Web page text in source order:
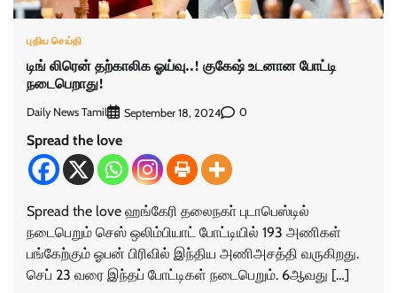
புதிய செய்தி
டிங் லிரென் தற்காலிக ஓய்வு..! குகேஷ் உடனான போட்டி
நடைபெறாது!
Daily News Tamil September 18, 2024 0
Spread the love
Spread the love ஹங்கேரி தலைநகா் புடாபெஸ்டில்
நடைபெறும் செஸ் ஒலிம்பியாட் போட்டியில் 193 அணிகள்
பங்கேற்கும் ஓபன் பிரிவில் இந்திய அணிஅசத்தி வருகிறது.
செப் 23 வரை இந்தப் போட்டிகள் நடைபெறும். 6ஆவது […]